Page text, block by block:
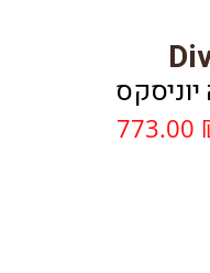
יוניסקס
₪